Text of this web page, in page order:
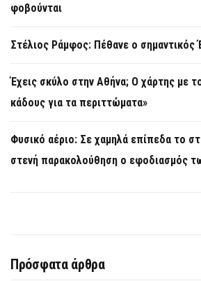
φοβούνται
Στέλιος Ράμφος: Πέθανε ο σημαντικός
Έχεις σκύλο στην Αθήνα; Ο χάρτης με
κάδους για τα περιττώματα»
Φυσικό αέριο: Σε χαμηλά επίπεδα το
στενή παρακολούθηση ο εφοδιασμός
Πρόσφατα άρθρα